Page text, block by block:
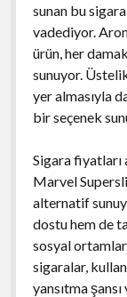
sunan bu
vadediyor.
ürün, her
sunuyor.
yer almasıyla
bir seçenek
Sigara fiyatları
Marvel
alternatif
dostu hem de
sosyal
sigaralar,
yansıtma